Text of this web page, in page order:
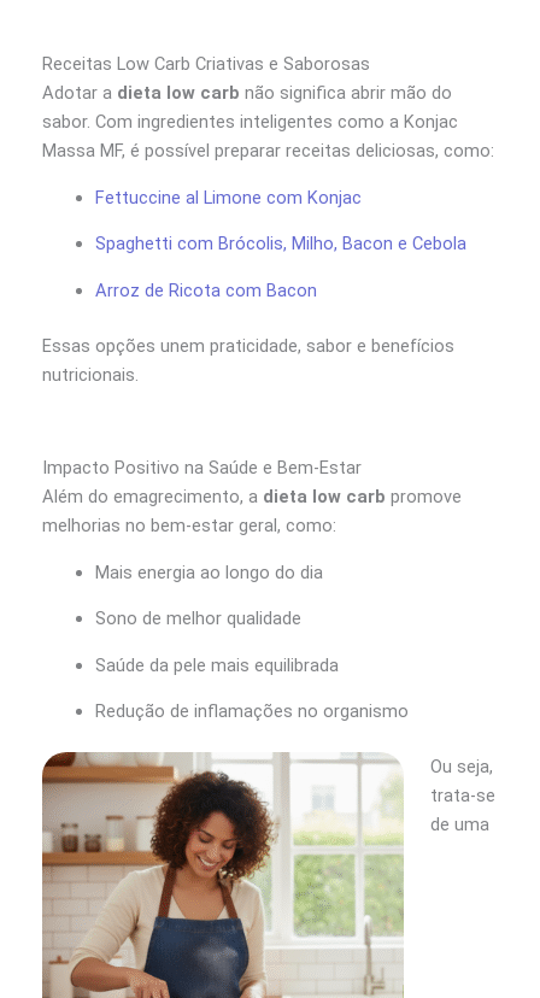
Receitas Low Carb Criativas e Saborosas
Adotar a dieta low carb não significa abrir mão do
sabor. Com ingredientes inteligentes como a Konjac
Massa MF, é possível preparar receitas deliciosas, como:
Fettuccine al Limone com Konjac
Spaghetti com Brócolis, Milho, Bacon e Cebola
Arroz de Ricota com Bacon
Essas opções unem praticidade, sabor e benefícios
nutricionais.
Impacto Positivo na Saúde e Bem-Estar
Além do emagrecimento, a dieta low carb promove
melhorias no bem-estar geral, como:
Mais energia ao longo do dia
Sono de melhor qualidade
Saúde da pele mais equilibrada
Redução de inflamações no organismo
Ou seja,
trata-se
de uma